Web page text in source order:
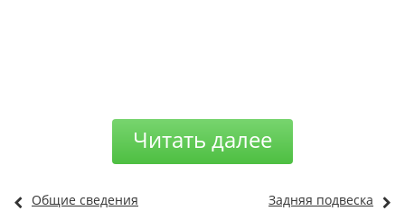
Читать далее
Общие сведения Задняя подвеска